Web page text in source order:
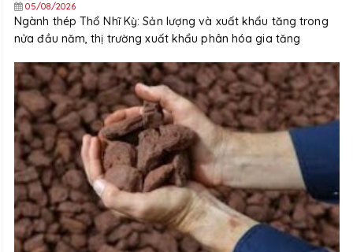
05/08/2026
Ngành thép Thổ Nhĩ Kỳ: Sản lượng và xuất khẩu tăng trong
nửa đầu năm, thị trường xuất khẩu phân hóa gia tăng